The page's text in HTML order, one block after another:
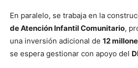
En paralelo, se trabaja en la
de Atención Infantil Comunitario,
una inversión adicional de 12
se espera gestionar con apoyo del